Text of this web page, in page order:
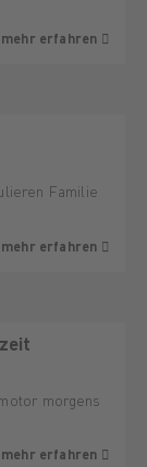
mehr erfahren
Familie
mehr erfahren
morgens
mehr erfahren